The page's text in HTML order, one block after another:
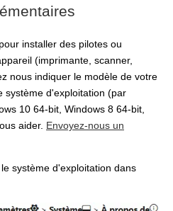
installer des pilotes ou
(imprimante, scanner,
nous indiquer le modèle de votre
système d'exploitation (par
10 64-bit, Windows 8 64-bit,
aider. Envoyez-nous un
système d'exploitation dans